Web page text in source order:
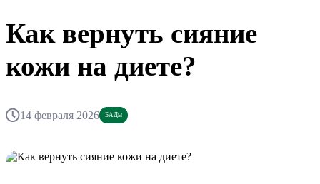
Как вернуть сияние
кожи на диете?
14 февраля 2026 БАДы